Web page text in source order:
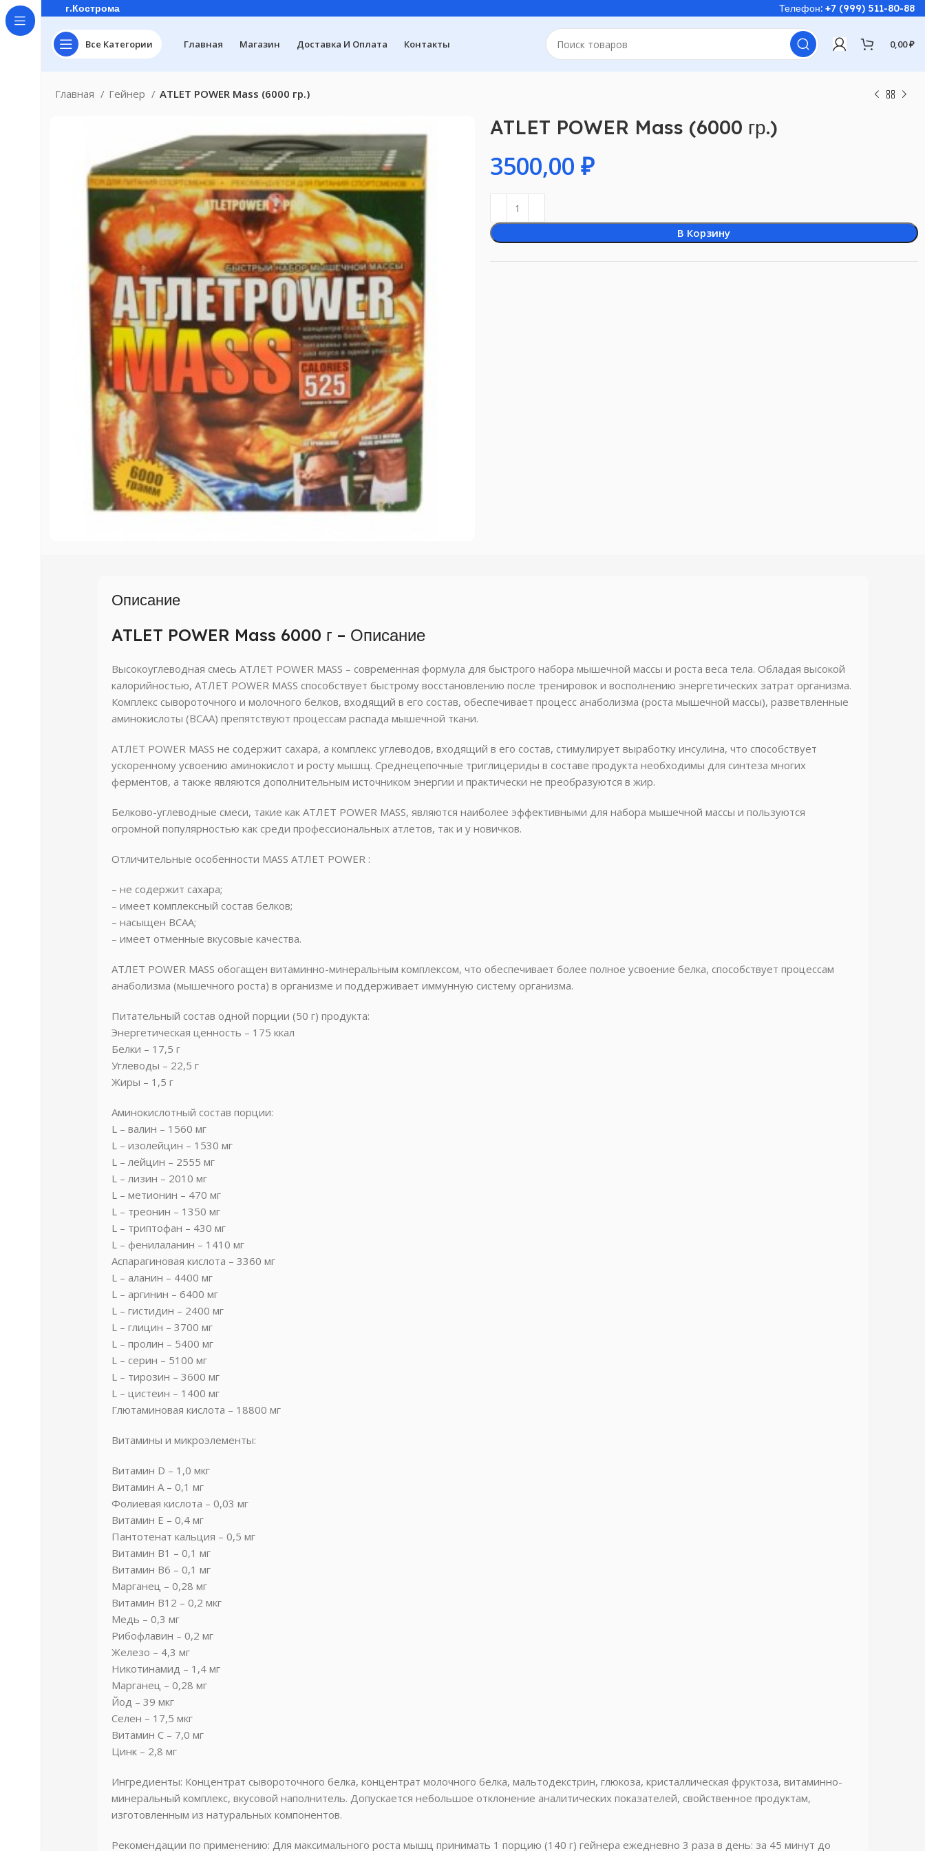
г.Кострома Телефон: +7 (999) 511-80-88
Все Категории Главная Магазин Доставка И Оплата Контакты 0,00₽
Главная Гейнер ATLET POWER Mass (6000 гр.)
ATLET POWER Mass (6000 гр.)
₽
В Корзину
Описание
ATLET POWER Mass 6000 г – Описание
Высокоуглеводная смесь АТЛЕТ POWER MASS – современная формула для быстрого набора мышечной массы и роста веса тела. Обладая высокой
калорийностью, АТЛЕТ POWER MASS способствует быстрому восстановлению после тренировок и восполнению энергетических затрат организма.
Комплекс сывороточного и молочного белков, входящий в его состав, обеспечивает процесс анаболизма (роста мышечной массы), разветвленные
аминокислоты (BCAA) препятствуют процессам распада мышечной ткани.
АТЛЕТ POWER MASS не содержит сахара, а комплекс углеводов, входящий в его состав, стимулирует выработку инсулина, что способствует
ускоренному усвоению аминокислот и росту мышщ. Среднецепочные триглицериды в составе продукта необходимы для синтеза многих
ферментов, а также являются дополнительным источником энергии и практически не преобразуются в жир.
Белково-углеводные смеси, такие как АТЛЕТ POWER MASS, являются наиболее эффективными для набора мышечной массы и пользуются
огромной популярностью как среди профессиональных атлетов, так и у новичков.
Отличительные особенности MASS АТЛЕТ POWER :
– не содержит сахара;
– имеет комплексный состав белков;
– насыщен BCAA;
– имеет отменные вкусовые качества.
АТЛЕТ POWER MASS обогащен витаминно-минеральным комплексом, что обеспечивает более полное усвоение белка, способствует процессам
анаболизма (мышечного роста) в организме и поддерживает иммунную систему организма.
Питательный состав одной порции (50 г) продукта:
Энергетическая ценность – 175 ккал
Белки – 17,5 г
Углеводы – 22,5 г
Жиры – 1,5 г
Аминокислотный состав порции:
L – валин – 1560 мг
L – изолейцин – 1530 мг
L – лейцин – 2555 мг
L – лизин – 2010 мг
L – метионин – 470 мг
L – треонин – 1350 мг
L – триптофан – 430 мг
L – фенилаланин – 1410 мг
Аспарагиновая кислота – 3360 мг
L – аланин – 4400 мг
L – аргинин – 6400 мг
L – гистидин – 2400 мг
L – глицин – 3700 мг
L – пролин – 5400 мг
L – серин – 5100 мг
L – тирозин – 3600 мг
L – цистеин – 1400 мг
Глютаминовая кислота – 18800 мг
Витамины и микроэлементы:
Витамин D – 1,0 мкг
Витамин А – 0,1 мг
Фолиевая кислота – 0,03 мг
Витамин Е – 0,4 мг
Пантотенат кальция – 0,5 мг
Витамин В1 – 0,1 мг
Витамин В6 – 0,1 мг
Марганец – 0,28 мг
Витамин В12 – 0,2 мкг
Медь – 0,3 мг
Рибофлавин – 0,2 мг
Железо – 4,3 мг
Никотинамид – 1,4 мг
Марганец – 0,28 мг
Йод – 39 мкг
Селен – 17,5 мкг
Витамин С – 7,0 мг
Цинк – 2,8 мг
Ингредиенты: Концентрат сывороточного белка, концентрат молочного белка, мальтодекстрин, глюкоза, кристаллическая фруктоза, витаминно-
минеральный комплекс, вкусовой наполнитель. Допускается небольшое отклонение аналитических показателей, свойственное продуктам,
изготовленным из натуральных компонентов.
Рекомендации по применению: Для максимального роста мышц принимать 1 порцию (140 г) гейнера ежедневно 3 раза в день: за 45 минут до